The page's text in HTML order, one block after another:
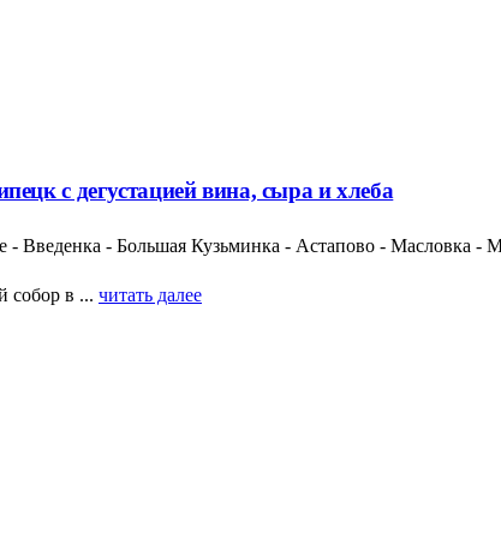
с дегустацией вина, сыра и хлеба
Введенка - Большая Кузьминка - Астапово - Масловка -
собор в ... читать далее